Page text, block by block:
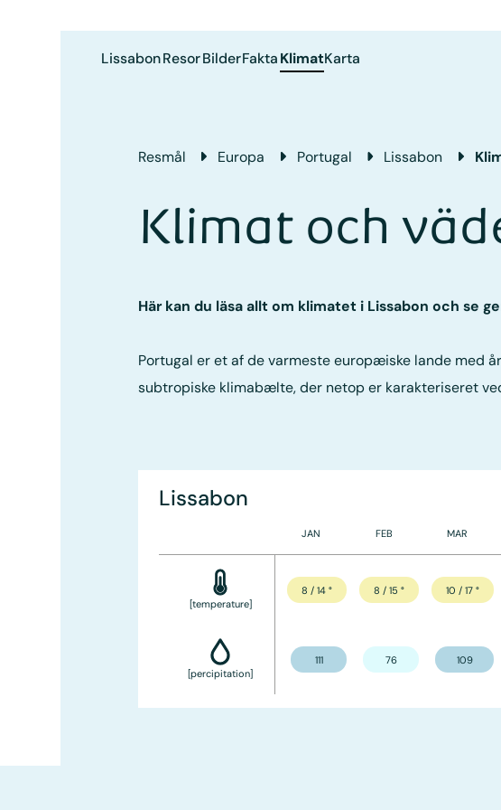
LissabonResorBilderFaktaKlimatKarta
Resmål Europa Portugal Lissabon
Klimat och
Här kan du läsa allt om klimatet i Lissabon och se
Portugal er et af de varmeste europæiske lande med
subtropiske klimabælte, der netop er karakteriseret
Lissabon
JAN FEB MAR
[temperature]
8 / 14 ° 8 / 15 ° 10 / 17 °
[percipitation]
111 76 109